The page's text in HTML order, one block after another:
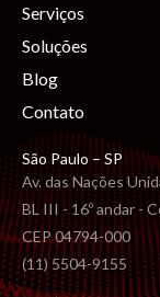
Serviços
Soluções
Blog
Contato
São Paulo – SP
Av. das Nações
BL III - 16º andar -
CEP 04794-000
(11) 5504-9155